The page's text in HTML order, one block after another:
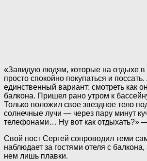
«Завидую людям, которые на отдыхе в
просто спокойно покупаться и
единственный вариант: смотреть как
балкона. Пришел рано утром к
Только положил свое звездное тело
солнечные лучи — через пару минут
телефонами… Ну вот как отдыхать?»
Свой пост Сергей сопроводил теми
наблюдает за гостями отеля с
нем лишь плавки.